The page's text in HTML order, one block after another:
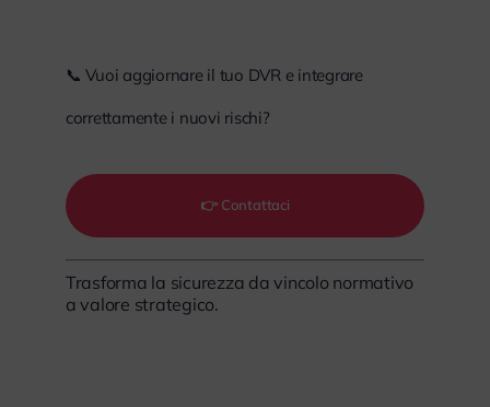
📞 Vuoi aggiornare il tuo DVR e integrare
correttamente i nuovi rischi?
👉 Contattaci
Trasforma la sicurezza da vincolo normativo
a valore strategico.